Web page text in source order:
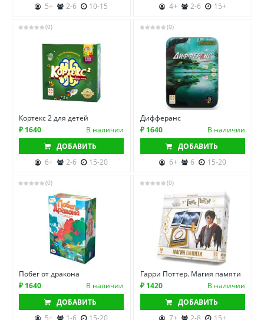
5+
2-6 10-15
4+
2-6 15+
(0)
Кортекс 2 для детей
₽ 1640
В наличии
ДОБАВИТЬ
6+
2-6 15-20
(0)
Дифферанс
₽ 1640
В наличии
ДОБАВИТЬ
6+
6 15-20
(0)
Побег от дракона
₽ 1640
В наличии
ДОБАВИТЬ
5+
1-6 15-20
(0)
Гарри Поттер. Магия памяти
₽ 1420
В наличии
ДОБАВИТЬ
7+
2-8 15+